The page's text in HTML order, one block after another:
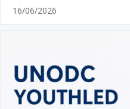
16/06/2026